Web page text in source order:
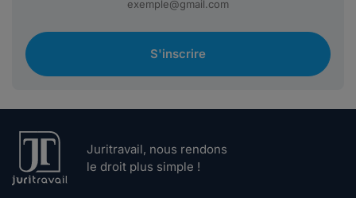
S'inscrire
Juritravail, nous rendons
le droit plus simple !